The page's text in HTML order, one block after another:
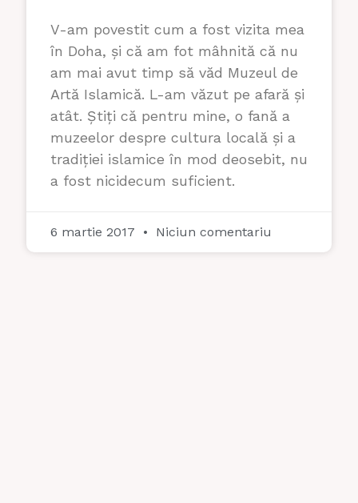
V-am povestit cum a fost vizita mea
în Doha, și că am fot mâhnită că nu
am mai avut timp să văd Muzeul de
Artă Islamică. L-am văzut pe afară și
atât. Știți că pentru mine, o fană a
muzeelor despre cultura locală și a
tradiției islamice în mod deosebit, nu
a fost nicidecum suficient.
6 martie 2017 Niciun comentariu